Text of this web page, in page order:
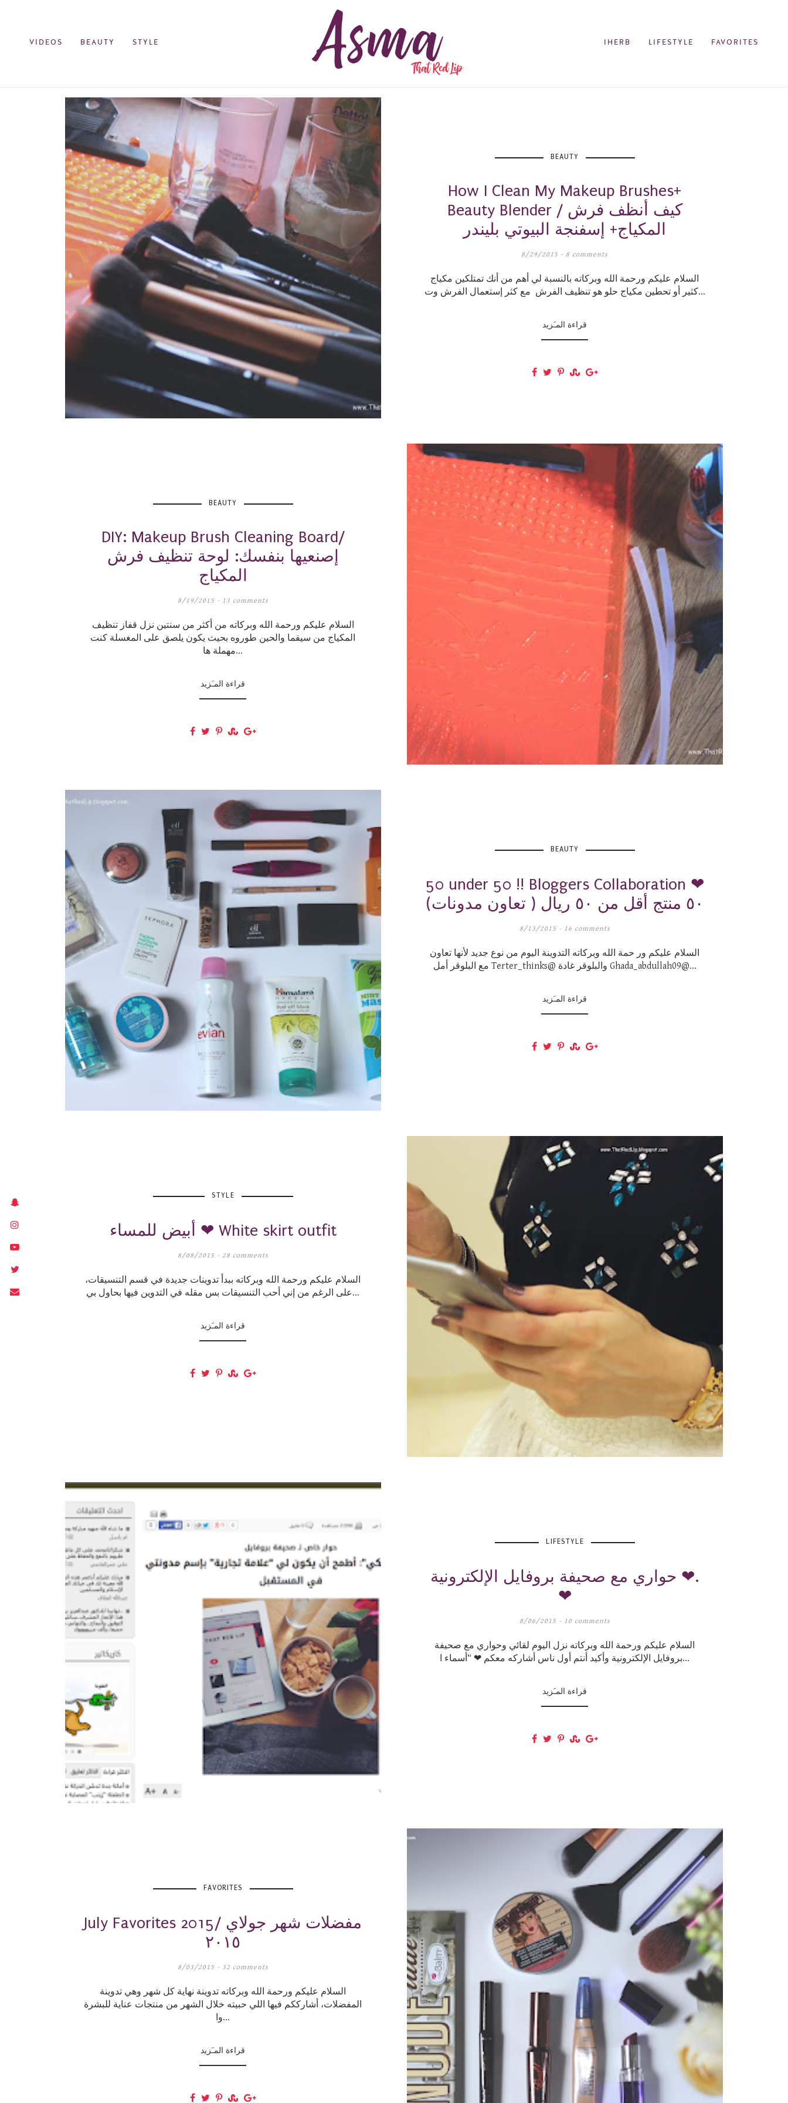
VIDEOS BEAUTY STYLE IHERB LIFESTYLE FAVORITES
BEAUTY
How I Clean My Makeup Brushes+
Beauty Blender / كيف أنظف فرش
المكياج+ إسفنجة البيوتي بليندر
8/29/2015 - 8 comments
السلام عليكم ورحمة الله وبركاته بالنسبة لي أهم من أنك تمتلكين مكياج
كثير أو تحطين مكياج حلو هو تنظيف الفرش مع كثر إستعمال الفرش وت...
قراءة المـَزيد
BEAUTY
DIY: Makeup Brush Cleaning Board/
إصنعيها بنفسك: لوحة تنظيف فرش
المكياج
8/19/2015 - 13 comments
السلام عليكم ورحمة الله وبركاته من أكثر من سنتين نزل قفاز تنظيف
المكياج من سيقما والحين طوروه بحيث يكون يلصق على المغسلة كنت
مهملة ها...
قراءة المـَزيد
BEAUTY
50 under 50 !! Bloggers Collaboration ❤
٥٠ منتج أقل من ٥٠ ريال ( تعاون مدونات)
8/13/2015 - 16 comments
السلام عليكم ور حمة الله وبركاته التدوينة اليوم من نوع جديد لأنها تعاون
مع البلوقر أمل Terter_thinks@ والبلوقر غادة Ghada_abdullah09@...
قراءة المـَزيد
STYLE
أبيض للمساء ❤ White skirt outfit
8/08/2015 - 28 comments
السلام عليكم ورحمة الله وبركاته ببدأ تدوينات جديدة في قسم التنسيقات،
على الرغم من إني أحب التنسيقات بس مقله في التدوين فيها بحاول بي...
قراءة المـَزيد
LIFESTYLE
حواري مع صحيفة بروفايل الإلكترونية ❤.
❤
8/06/2015 - 10 comments
السلام عليكم ورحمة الله وبركاته نزل اليوم لقائي وحواري مع صحيفة
بروفايل الإلكترونية وأكيد أنتم أول ناس أشاركه معكم ❤ “أسماء ا...
قراءة المـَزيد
FAVORITES
July Favorites 2015/ مفضلات شهر جولاي
٢٠١٥
8/03/2015 - 32 comments
السلام عليكم ورحمة الله وبركاته تدوينة نهاية كل شهر وهي تدوينة
المفضلات، أشارككم فيها اللي حبيته خلال الشهر من منتجات عناية للبشرة
وا...
قراءة المـَزيد